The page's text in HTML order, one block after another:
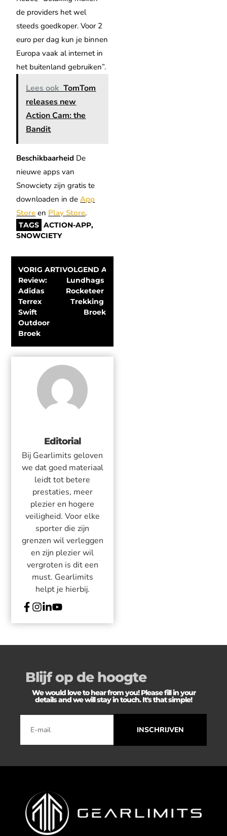
de providers het wel
steeds goedkoper. Voor 2
euro per dag kun je binnen
Europa vaak al internet in
het buitenland gebruiken”.
Lees ook TomTom
releases new
Action Cam: the
Bandit
Beschikbaarheid De
nieuwe apps van
Snowciety zijn gratis te
downloaden in deApp
Store en Play Store.
TAGS ACTION-APP,
SNOWCIETY
VORIG ARTIKEL
Review:
Adidas
Terrex
Swift
Outdoor
Broek
VOLGEND ARTIKEL
Lundhags
Rocketeer
Trekking
Broek
Editorial
Bij Gearlimits geloven
we dat goed materiaal
leidt tot betere
prestaties, meer
plezier en hogere
veiligheid. Voor elke
sporter die zijn
grenzen wil verleggen
en zijn plezier wil
vergroten is dit een
must. Gearlimits
helpt je hierbij.
Blijf op de hoogte
We would love to hear from you! Please fill in your
details and we will stay in touch. It's that simple!
INSCHRIJVEN